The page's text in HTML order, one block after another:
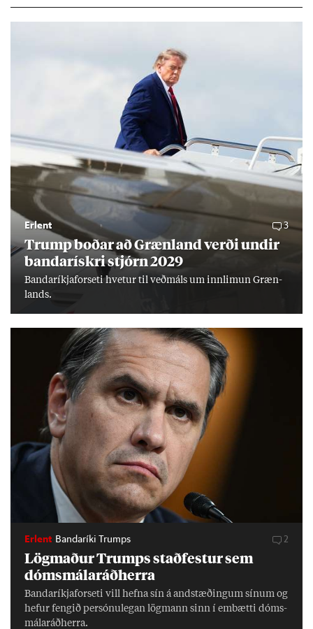
Erlent 3
Trump boð­ar að Græn­land verði und­ir
banda­rískri stjórn 2029
Banda­ríkja­for­seti hvet­ur til veð­máls um inn­limun Græn­
lands.
Erlent Bandaríki Trumps 2
Lög­mað­ur Trumps stað­fest­ur sem
dóms­mála­ráð­herra
Banda­ríkja­for­seti vill hefna sín á and­stæð­ing­um sín­um og
hef­ur feng­ið per­sónu­leg­an lög­mann sinn í embætti dóms­
mála­ráð­herra.